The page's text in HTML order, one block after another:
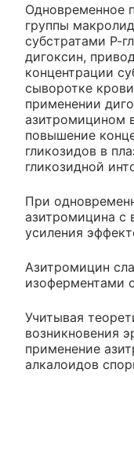
Одновременное
группы
субстратами Р-
дигоксин,
концентрации
сыворотке
применении
азитромицином
повышение
гликозидов в
гликозидной
При
азитромицина с
усиления
Азитромицин
изоферментами
Учитывая
возникновения
применение
алкалоидов